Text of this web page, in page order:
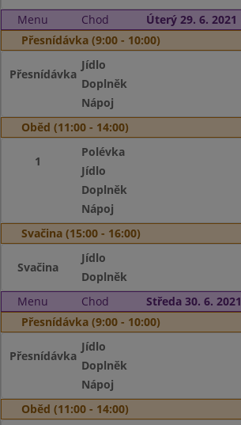
Menu Chod
Úterý 29. 6. 2021
Přesnídávka (9:00 - 10:00)
Přesnídávka
Jídlo
Doplněk
Nápoj
Oběd (11:00 - 14:00)
1
Polévka
Jídlo
Doplněk
Nápoj
Svačina (15:00 - 16:00)
Svačina
Jídlo
Doplněk
Menu
Chod
Středa 30. 6. 2021
Přesnídávka (9:00 - 10:00)
Přesnídávka
Jídlo
Doplněk
Nápoj
Oběd (11:00 - 14:00)